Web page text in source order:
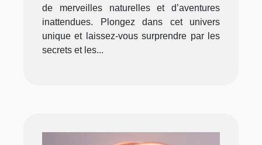
de merveilles naturelles et d’aventures
inattendues. Plongez dans cet univers
unique et laissez-vous surprendre par les
secrets et les...